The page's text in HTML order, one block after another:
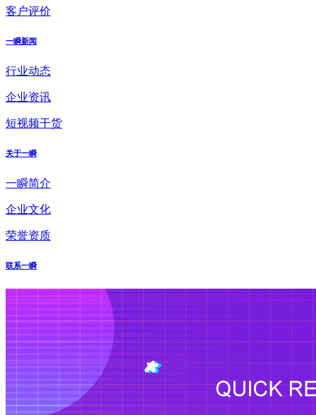
客户评价
一瞬新闻
行业动态
企业资讯
短视频干货
关于一瞬
一瞬简介
企业文化
荣誉资质
联系一瞬